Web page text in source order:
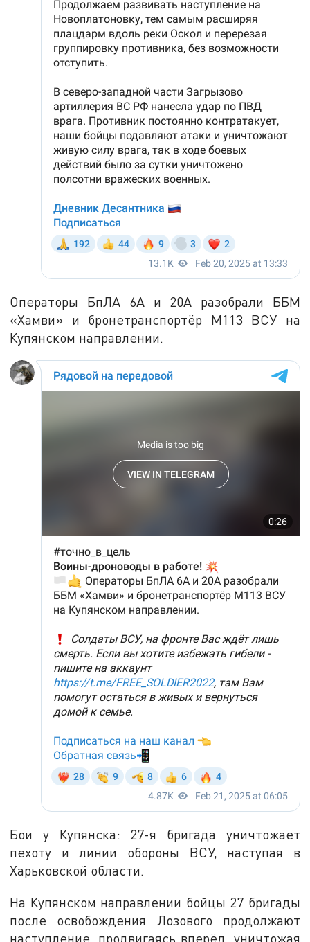
Операторы БпЛА 6А и 20А разобрали ББМ
«Хамви» и бронетранспортёр М113 ВСУ на
Купянском направлении.
Бои у Купянска: 27-я бригада уничтожает
пехоту и линии обороны ВСУ, наступая в
Харьковской области.
На Купянском направлении бойцы 27 бригады
после освобождения Лозового продолжают
наступление, продвигаясь вперёд, уничтожая